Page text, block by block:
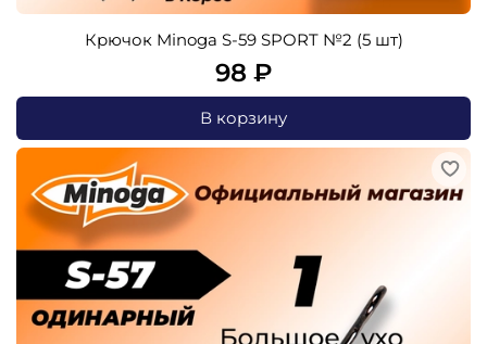
Крючок Minoga S-59 SPORT №2 (5 шт)
98 ₽
В корзину